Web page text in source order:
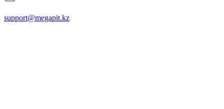
support@megapit.kz